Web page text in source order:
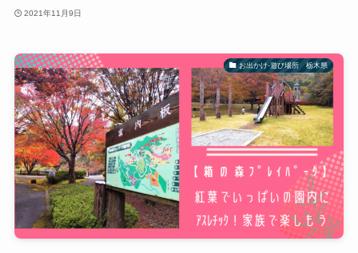
2021年11月9日
お出かけ-遊び場所 栃木県